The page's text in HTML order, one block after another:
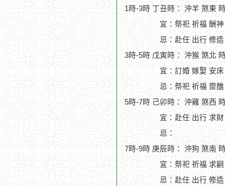
1時-3時 丁丑時： 沖羊 煞東
宜：祭祀 祈福 酬
忌：赴任 出行 修造
3時-5時 戊寅時： 沖猴 煞北
宜：訂婚 嫁娶 安
忌：祭祀 祈福 齋
5時-7時 己卯時： 沖雞 煞西
宜：赴任 出行 求
忌：
7時-9時 庚辰時： 沖狗 煞南
宜：祭祀 祈福 求
忌：赴任 出行 修